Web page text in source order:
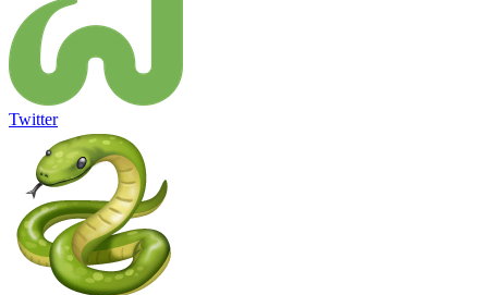
Twitter